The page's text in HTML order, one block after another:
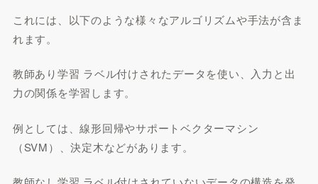
これには、以下のような様々なアルゴリズムや手法が含ま
れます。
教師あり学習 ラベル付けされたデータを使い、入力と出
力の関係を学習します。
例としては、線形回帰やサポートベクターマシン
（SVM）、決定木などがあります。